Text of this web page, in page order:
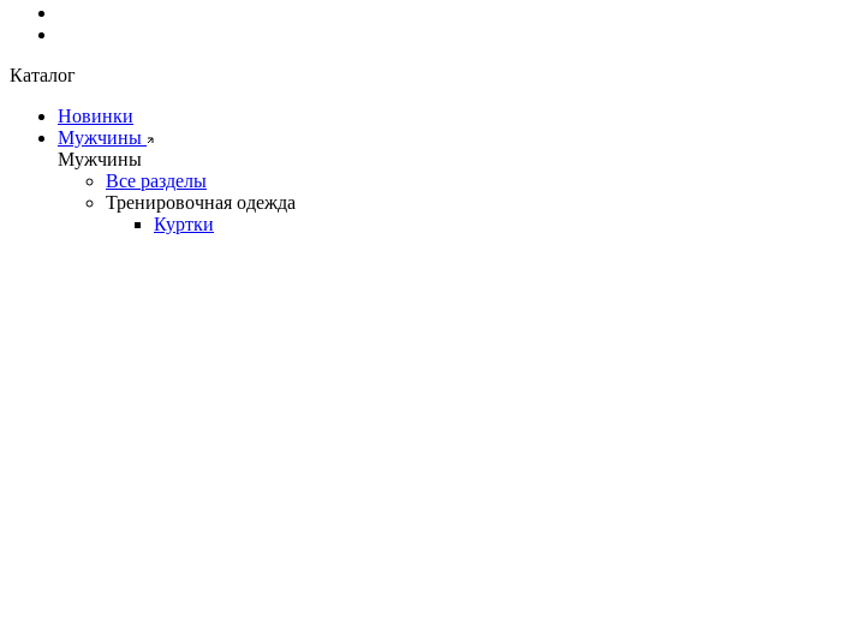
Каталог
Новинки
Мужчины
Мужчины
Все разделы
Тренировочная одежда
Куртки